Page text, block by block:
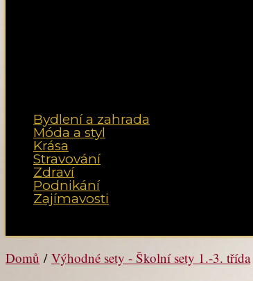
Bydlení a zahrada
Móda a styl
Krása
Stravování
Zdraví
Podnikání
Zajímavosti
Domů / Výhodné sety - Školní sety 1.-3. třída